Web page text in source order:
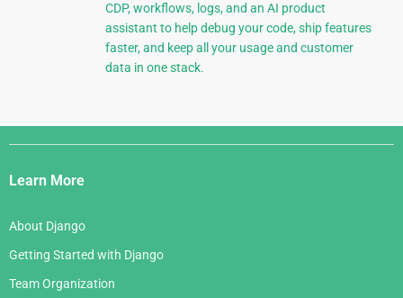
CDP, workflows, logs, and an AI product
assistant to help debug your code, ship features
faster, and keep all your usage and customer
data in one stack.
Django
Links
Learn More
About Django
Getting Started with Django
Team Organization